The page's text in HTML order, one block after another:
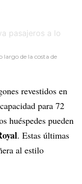
largo de la costa de
revestidos en
para 72
huéspedes pueden
. Estas últimas
al estilo